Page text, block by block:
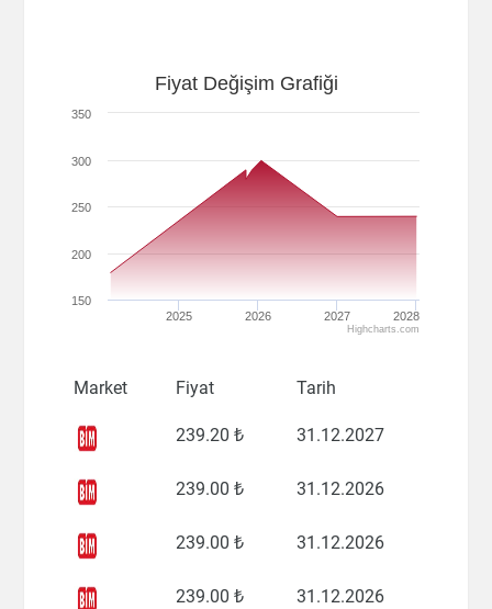
Fiyat Değişim Grafiği
2025 2026 2027 2028
150
200
250
300
350
Highcharts.com
Market Fiyat Tarih
239.20 ₺ 31.12.2027
239.00 ₺ 31.12.2026
239.00 ₺ 31.12.2026
239.00 ₺ 31.12.2026